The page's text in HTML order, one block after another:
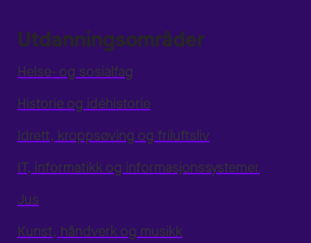
Utdanningsområder
Helse- og sosialfag
Historie og idéhistorie
Idrett, kroppsøving og friluftsliv
IT, informatikk og informasjonssystemer
Jus
Kunst, håndverk og musikk